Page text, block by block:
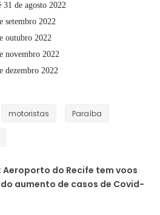
31 de agosto 2022
setembro 2022
outubro 2022
novembro 2022
dezembro 2022
motoristas Paraíba
Aeroporto do Recife tem voos
aumento de casos de Covid-